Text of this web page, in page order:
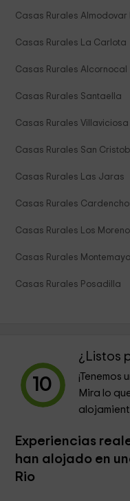
Casas Rurales Almodovar
Casas Rurales La Carlota
Casas Rurales Alcornocal
Casas Rurales Santaella
Casas Rurales
Casas Rurales San
Casas Rurales Las Jaras
Casas Rurales
Casas Rurales Los
Casas Rurales
Casas Rurales Posadilla
10
¿Listos
Mira lo
Experiencias
han alojado en
Rio